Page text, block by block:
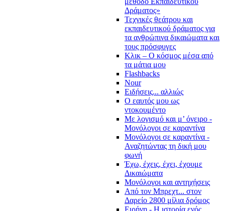
Δράματος»
Τεχνικές θεάτρου και
εκπαιδευτικού δράματος για
τα ανθρώπινα δικαιώματα και
τους πρόσφυγες
Κλικ – Ο κόσμος μέσα από
τα μάτια μου
Flashbacks
Nour
Ειδήσεις... αλλιώς
Ο εαυτός μου ως
ντοκουμέντο
Με λογισμό και μ’ όνειρο -
Μονόλογοι σε καραντίνα
Μονόλογοι σε καραντίνα -
Αναζητώντας τη δική μου
φωνή
Έχω, έχεις, έχει, έχουμε
Δικαιώματα
Μονόλογοι και αντηχήσεις
Από τον Μπρεχτ... στον
Δαρείο 2800 μίλια δρόμος
Ειρήνη - Η ιστορία ενός